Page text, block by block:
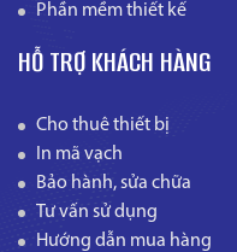
Phần mềm thiết kế
HỖ TRỢ KHÁCH HÀNG
Cho thuê thiết bị
In mã vạch
Bảo hành, sửa chữa
Tư vấn sử dụng
Hướng dẫn mua hàng